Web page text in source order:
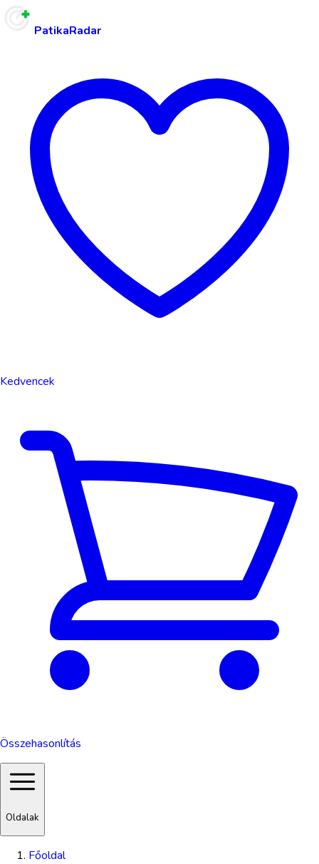
PatikaRadar
Kedvencek
Összehasonlítás
Oldalak
Főoldal